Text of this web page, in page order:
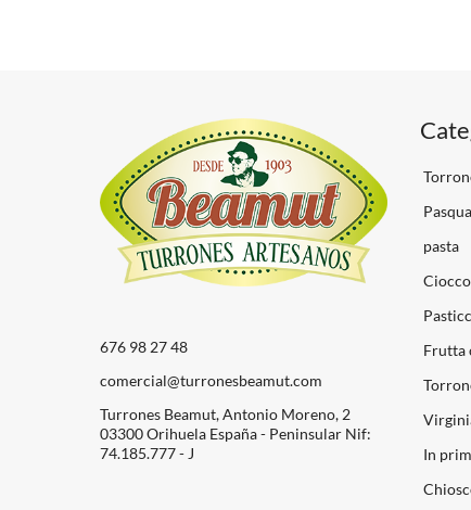
676 98 27 48
comercial@turronesbeamut.com
Turrones Beamut, Antonio Moreno, 2
03300 Orihuela España - Peninsular Nif:
74.185.777 - J
Pasqua
pasta
Frutta
In